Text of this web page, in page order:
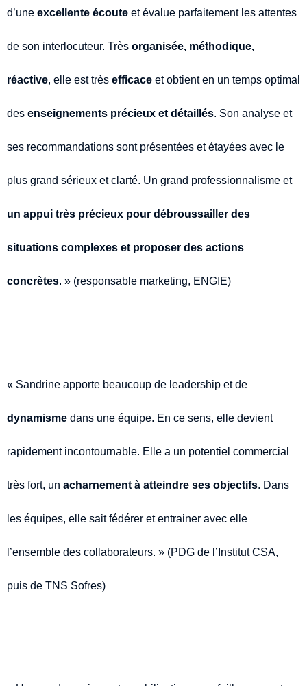
d’une excellente écoute et évalue parfaitement les attentes
de son interlocuteur. Très organisée, méthodique,
réactive, elle est très efficace et obtient en un temps optimal
des enseignements précieux et détaillés. Son analyse et
ses recommandations sont présentées et étayées avec le
plus grand sérieux et clarté. Un grand professionnalisme et
un appui très précieux pour débroussailler des
situations complexes et proposer des actions
concrètes. » (responsable marketing, ENGIE)
« Sandrine apporte beaucoup de leadership et de
dynamisme dans une équipe. En ce sens, elle devient
rapidement incontournable. Elle a un potentiel commercial
très fort, un acharnement à atteindre ses objectifs . Dans
les équipes, elle sait fédérer et entrainer avec elle
l’ensemble des collaborateurs. » (PDG de l’Institut CSA,
puis de TNS Sofres)